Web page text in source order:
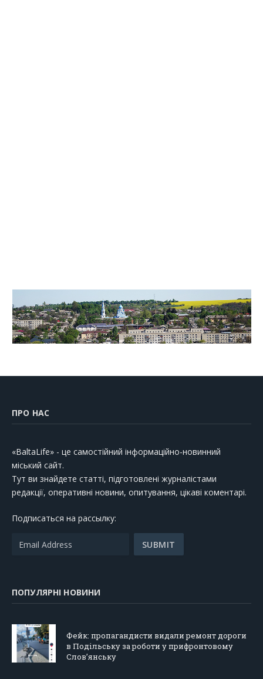
ПРО НАС
«BaltaLife» - це самостійний інформаційно-новинний
міський сайт.
Тут ви знайдете статті, підготовлені журналістами
редакції, оперативні новини, опитування, цікаві коментарі.
Подписаться на рассылку:
ПОПУЛЯРНІ НОВИНИ
Фейк: пропагандисти видали ремонт дороги
в Подільську за роботи у прифронтовому
Слов’янську